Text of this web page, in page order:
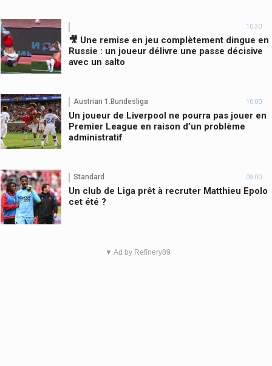
10:30
🎥 Une remise en jeu complètement dingue en
Russie : un joueur délivre une passe décisive
avec un salto
Austrian 1.Bundesliga 10:00
Un joueur de Liverpool ne pourra pas jouer en
Premier League en raison d’un problème
administratif
Standard 09:00
Un club de Liga prêt à recruter Matthieu Epolo
cet été ?
▼ Ad by Refinery89